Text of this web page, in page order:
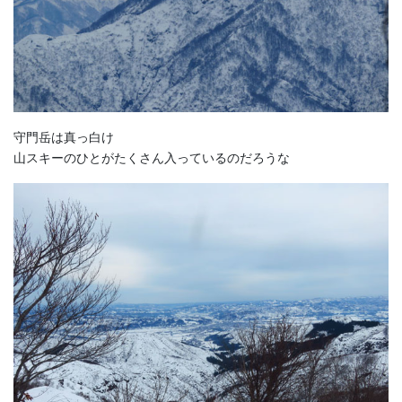
守門岳は真っ白け
山スキーのひとがたくさん入っているのだろうな